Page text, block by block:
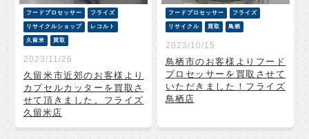
フードプロセッサー フライズ
リサイクルショップ レコルト
久留米 買取
2023/11/26
久留米市近郊のお客様より
カプセルカッターを買取さ
せて頂きました。フライズ
久留米店
フードプロセッサー フライズ
リサイクル 買取 鳥栖
2023/10/15
鳥栖市のお客様よりフード
プロセッサーを買取させて
いただきました！フライズ
鳥栖店